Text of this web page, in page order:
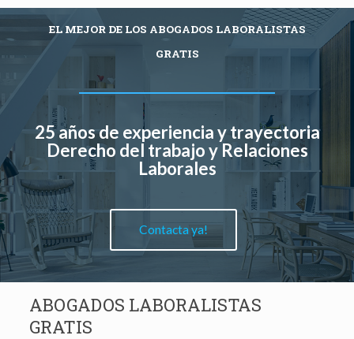
EL MEJOR DE LOS ABOGADOS LABORALISTAS
GRATIS
25 años de experiencia y trayectoria
Derecho del trabajo y Relaciones
Laborales
Contacta ya!
ABOGADOS LABORALISTAS
GRATIS